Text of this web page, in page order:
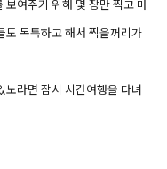
보여주기 위해 몇 장만 찍고 마
도 독특하고 해서 찍을꺼리가
노라면 잠시 시간여행을 다녀